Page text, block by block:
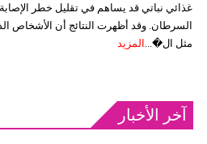
غذائي نباتي قد يساهم في تقليل خطر
السرطان. وقد أظهرت النتائج أن الأشخاص
مثل ال�...
المزيد
آخر الأخبار